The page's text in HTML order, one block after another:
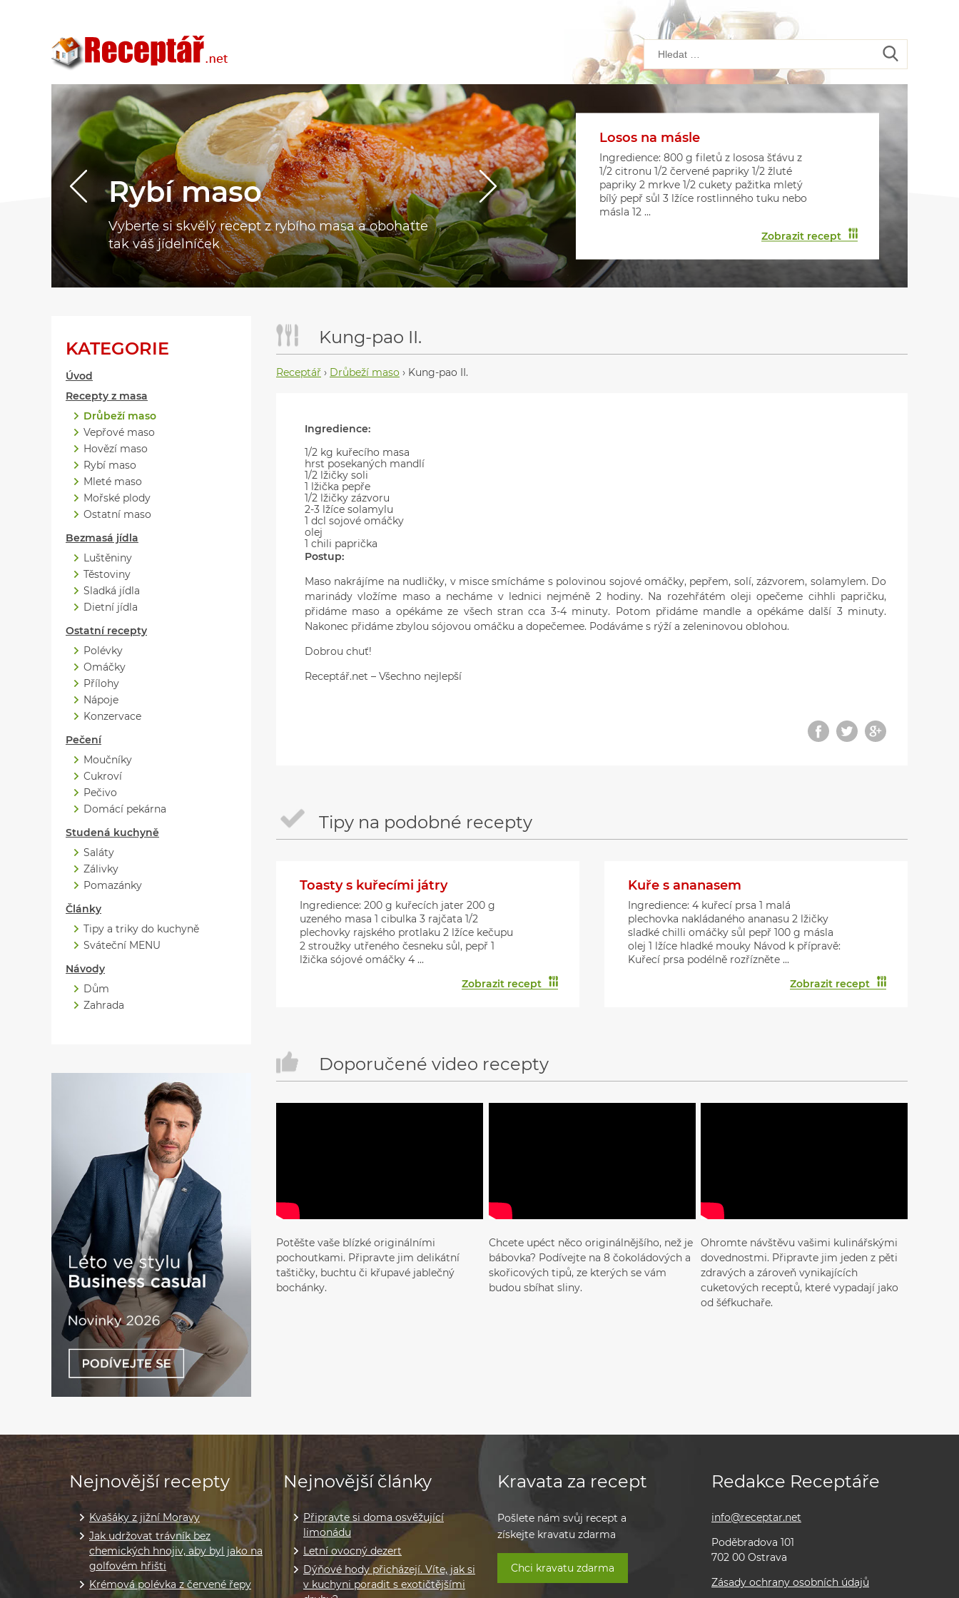
Rybí maso
Vyberte si skvělý recept z rybího masa a obohaťte
tak váš jídelníček
Losos na másle
Ingredience: 800 g filetů z lososa šťávu z
1/2 citronu 1/2 červené papriky 1/2 žluté
papriky 2 mrkve 1/2 cukety pažitka mletý
bílý pepř sůl 3 lžíce rostlinného tuku nebo
másla 12 ...
Zobrazit recept
Květákové placičky s houbami
Srdíčkové muffiny
KATEGORIE
Úvod
Recepty z masa
Drůbeží maso
Vepřové maso
Hovězí maso
Rybí maso
Mleté maso
Mořské plody
Ostatní maso
Bezmasá jídla
Luštěniny
Těstoviny
Sladká jídla
Dietní jídla
Ostatní recepty
Polévky
Omáčky
Přílohy
Nápoje
Konzervace
Pečení
Moučníky
Cukroví
Pečivo
Domácí pekárna
Studená kuchyně
Saláty
Zálivky
Pomazánky
Články
Tipy a triky do kuchyně
Sváteční MENU
Návody
Dům
Zahrada
Kung-pao II.
Receptář › Drůbeží maso › Kung-pao II.
Ingredience:
1/2 kg kuřecího masa
hrst posekaných mandlí
1/2 lžičky soli
1 lžička pepře
1/2 lžičky zázvoru
2-3 lžíce solamylu
1 dcl sojové omáčky
olej
1 chili paprička
Postup:
Maso nakrájíme na nudličky, v misce smícháme s polovinou sojové omáčky, pepřem, solí, zázvorem, solamylem. Do
marinády vložíme maso a necháme v lednici nejméně 2 hodiny. Na rozehřátém oleji opečeme cihhli papričku,
přidáme maso a opékáme ze všech stran cca 3-4 minuty. Potom přidáme mandle a opékáme další 3 minuty.
Nakonec přidáme zbylou sójovou omáčku a dopečemee. Podáváme s rýží a zeleninovou oblohou.
Dobrou chuť!
Receptář.net – Všechno nejlepší
Tipy na podobné recepty
Toasty s kuřecími játry
Ingredience: 200 g kuřecích jater 200 g
uzeného masa 1 cibulka 3 rajčata 1/2
plechovky rajského protlaku 2 lžíce kečupu
2 stroužky utřeného česneku sůl, pepř 1
lžička sójové omáčky 4 ...
Zobrazit recept
Kuře s ananasem
Ingredience: 4 kuřecí prsa 1 malá
plechovka nakládaného ananasu 2 lžičky
sladké chilli omáčky sůl pepř 100 g másla
olej 1 lžíce hladké mouky Návod k přípravě:
Kuřecí prsa podélně rozřízněte ...
Zobrazit recept
Doporučené video recepty
Potěšte vaše blízké originálními
pochoutkami. Připravte jim delikátní
taštičky, buchtu či křupavé jablečný
bochánky.
Chcete upéct něco originálnějšího, než je
bábovka? Podívejte na 8 čokoládových a
skořicových tipů, ze kterých se vám
budou sbíhat sliny.
Ohromte návštěvu vašimi kulinářskými
dovednostmi. Připravte jim jeden z pěti
zdravých a zároveň vynikajících
cuketových receptů, které vypadají jako
od šéfkuchaře.
Nejnovější recepty
Kvašáky z jižní Moravy
Jak udržovat trávník bez
chemických hnojiv, aby byl jako na
golfovém hřišti
Krémová polévka z červené řepy
Nejnovější články
Připravte si doma osvěžující
limonádu
Letní ovocný dezert
Dýňové hody přicházejí. Víte, jak si
v kuchyni poradit s exotičtějšími
Kravata za recept
Pošlete nám svůj recept a
získejte kravatu zdarma
Chci kravatu zdarma
Redakce Receptáře
info@receptar.net
Poděbradova 101
702 00 Ostrava
Zásady ochrany osobních údajů